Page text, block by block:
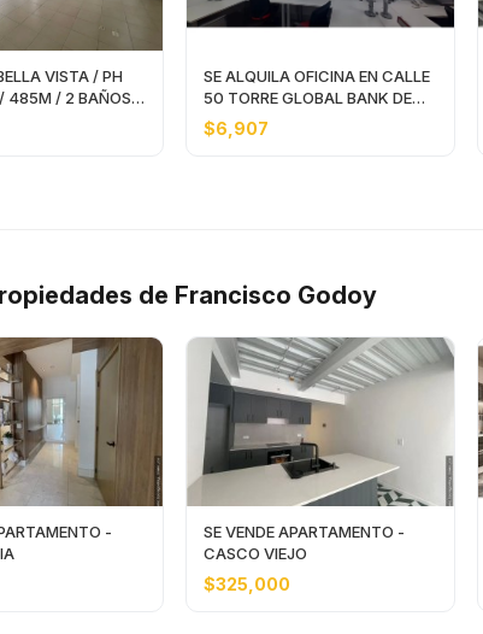
VISTA / PH
485M / 2 BAÑOS /
SE ALQUILA OFICINA EN CALLE
50 TORRE GLOBAL BANK DE
420M AMOBLADA
$6,907
de Francisco Godoy
-
SE VENDE APARTAMENTO -
CASCO VIEJO
$325,000